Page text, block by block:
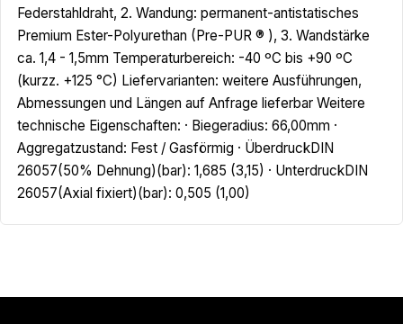
Federstahldraht, 2. Wandung: permanent-antistatisches
Premium Ester-Polyurethan (Pre-PUR ® ), 3. Wandstärke
ca. 1,4 - 1,5mm Temperaturbereich: -40 ºC bis +90 ºC
(kurzz. +125 °C) Liefervarianten: weitere Ausführungen,
Abmessungen und Längen auf Anfrage lieferbar Weitere
technische Eigenschaften: · Biegeradius: 66,00mm ·
Aggregatzustand: Fest / Gasförmig · ÜberdruckDIN
26057(50% Dehnung)(bar): 1,685 (3,15) · UnterdruckDIN
26057(Axial fixiert)(bar): 0,505 (1,00)